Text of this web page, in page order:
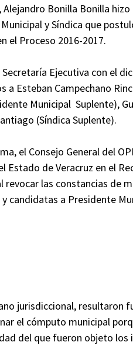
Alejandro Bonilla Bonilla
y Síndica que
el Proceso 2016-2017.
Ejecutiva con el
a Esteban Campechano
Municipal Suplente),
(Síndica Suplente).
el Consejo General del
Estado de Veracruz en el
revocar las constancias de
candidatas a Presidente
jurisdiccional, resultaron
el cómputo municipal
del que fueron objeto los